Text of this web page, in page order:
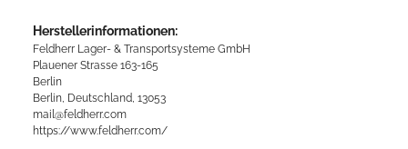
Herstellerinformationen:
Feldherr Lager- & Transportsysteme GmbH
Plauener Strasse 163-165
Berlin
Berlin, Deutschland, 13053
mail@feldherr.com
https://www.feldherr.com/